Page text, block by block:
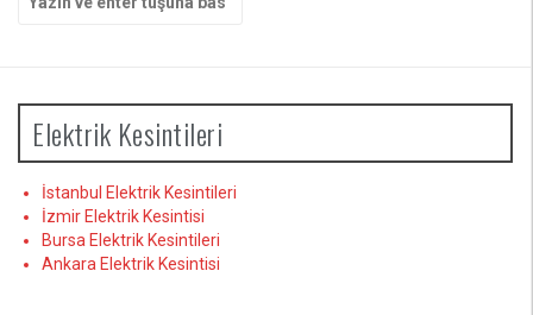
yap:
Elektrik Kesintileri
İstanbul Elektrik Kesintileri
İzmir Elektrik Kesintisi
Bursa Elektrik Kesintileri
Ankara Elektrik Kesintisi